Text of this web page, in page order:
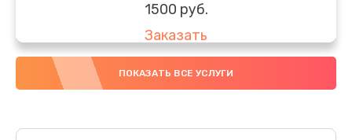
1500 руб.
Заказать
Замена южного моста
Заказать
ПОКАЗАТЬ ВСЕ УСЛУГИ